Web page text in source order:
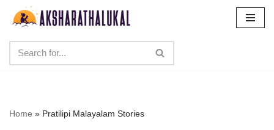
content
Home » Pratilipi Malayalam Stories